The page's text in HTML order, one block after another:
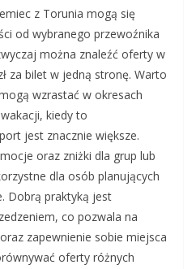
z Torunia mogą się
od wybranego przewoźnika
można znaleźć oferty w
za bilet w jedną stronę. Warto
wzrastać w okresach
kiedy to
jest znacznie większe.
oraz zniżki dla grup lub
dla osób planujących
Dobrą praktyką jest
co pozwala na
zapewnienie sobie miejsca
oferty różnych